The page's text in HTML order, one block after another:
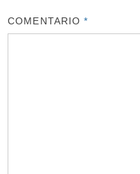
COMENTARIO*